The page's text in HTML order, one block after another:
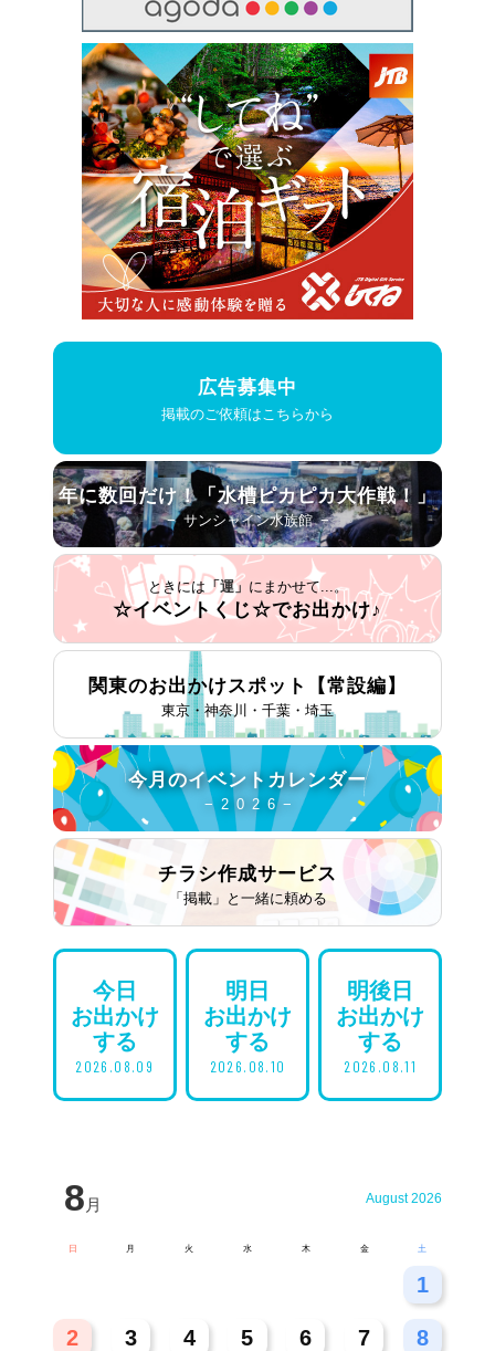
広告募集中
掲載のご依頼はこちらから
年に数回だけ！ 「水槽ピカピカ大作戦！」
− サンシャイン水族館 −
ときには 「運」 にまかせて...。
☆イベントくじ☆でお出かけ♪
関東のお出かけスポット 【常設編】
東京・神奈川・千葉・埼玉
今月のイベントカレンダー
− 2 0 2 6 −
チラシ作成サービス
「掲載」と一緒に頼める
今日
お出かけ
する
2026.08.09
明日
お出かけ
する
2026.08.10
明後日
お出かけ
する
2026.08.11
8 月 August 2026
日 月 火 水 木 金 土
1
2 3 4 5 6 7 8